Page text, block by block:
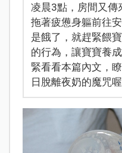
凌晨3點，房間又傳
拖著疲憊身軀前往
是餓了，就趕緊餵
的行為，讓寶寶養
緊看看本篇內文，
日脫離夜奶的魔咒喔